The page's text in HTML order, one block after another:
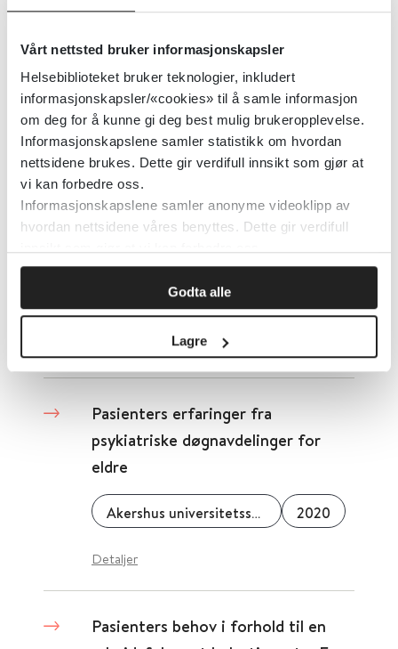
Vårt nettsted bruker informasjonskapsler
Helsebiblioteket bruker teknologier, inkludert
informasjonskapsler/«cookies» til å samle informasjon
om deg for å kunne gi deg best mulig brukeropplevelse.
Informasjonskapslene samler statistikk om hvordan
nettsidene brukes. Dette gir verdifull innsikt som gjør at
vi kan forbedre oss.
Informasjonskapslene samler anonyme videoklipp av
hvordan nettsidene våres benyttes. Dette gir verdifull
Godta alle
Lagre
med angst eller depresjon
Sundhedsstyrelsen (Danmark)
Detaljer
Pasienters erfaringer med
døgnopphold i tverrfaglig
spesialisert rusbehandling (TSB).
Årsrapporter 2020
Pasienters erfaringer fra
psykiatriske døgnavdelinger for
eldre
Akershus universitetssykehus 2020
Detaljer
Pasienters behov i forhold til en